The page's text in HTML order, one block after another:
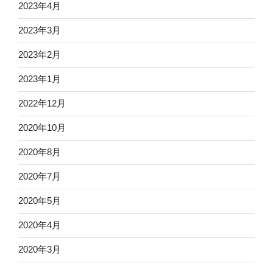
2023年4月
2023年3月
2023年2月
2023年1月
2022年12月
2020年10月
2020年8月
2020年7月
2020年5月
2020年4月
2020年3月